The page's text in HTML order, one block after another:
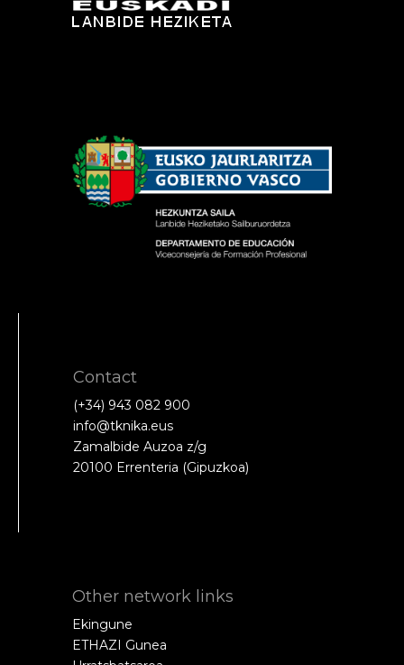
Contact
(+34) 943 082 900
info@tknika.eus
Zamalbide Auzoa z/g
20100 Errenteria (Gipuzkoa)
Other network links
Ekingune
ETHAZI Gunea